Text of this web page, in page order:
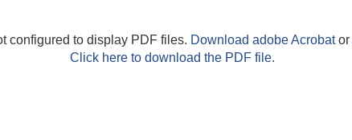
configured to display PDF files. Download adobe Acrobator
Click here to download the PDF file.